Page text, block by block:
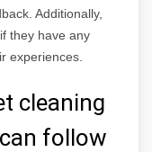
Additionally,
they have any
experiences.
cleaning
follow